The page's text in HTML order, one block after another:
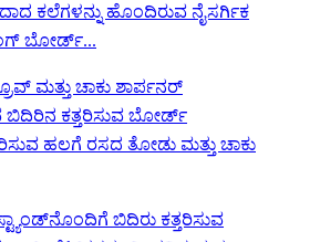
ಕಲೆಗಳನ್ನು ಹೊಂದಿರುವ ನೈಸರ್ಗಿಕ
ಬೋರ್ಡ್...
ಹಲಗೆ ರಸದ ತೋಡು ಮತ್ತು ಚಾಕು